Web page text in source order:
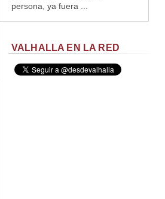
persona, ya fuera ...
VALHALLA EN LA RED